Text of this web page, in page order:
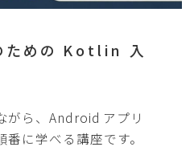
めの Kotlin 入
がら、Android アプリ
に学べる講座です。